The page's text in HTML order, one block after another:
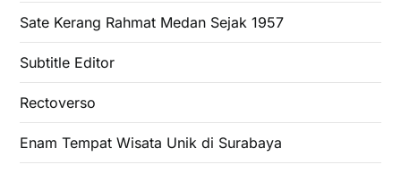
Sate Kerang Rahmat Medan Sejak 1957
Subtitle Editor
Rectoverso
Enam Tempat Wisata Unik di Surabaya